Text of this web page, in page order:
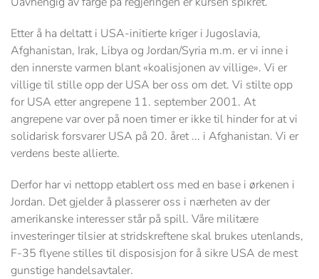
Etter å ha deltatt i USA-initierte kriger i Jugoslavia,
Afghanistan, Irak, Libya og Jordan/Syria m.m. er vi inne i
den innerste varmen blant «koalisjonen av villige». Vi er
villige til stille opp der USA ber oss om det. Vi stilte opp
for USA etter angrepene 11. september 2001. At
angrepene var over på noen timer er ikke til hinder for at vi
solidarisk forsvarer USA på 20. året ... i Afghanistan. Vi er
verdens beste allierte.
Derfor har vi nettopp etablert oss med en base i ørkenen i
Jordan. Det gjelder å plasserer oss i nærheten av der
amerikanske interesser står på spill. Våre militære
investeringer tilsier at stridskreftene skal brukes utenlands,
F-35 flyene stilles til disposisjon for å sikre USA de mest
gunstige handelsavtaler.